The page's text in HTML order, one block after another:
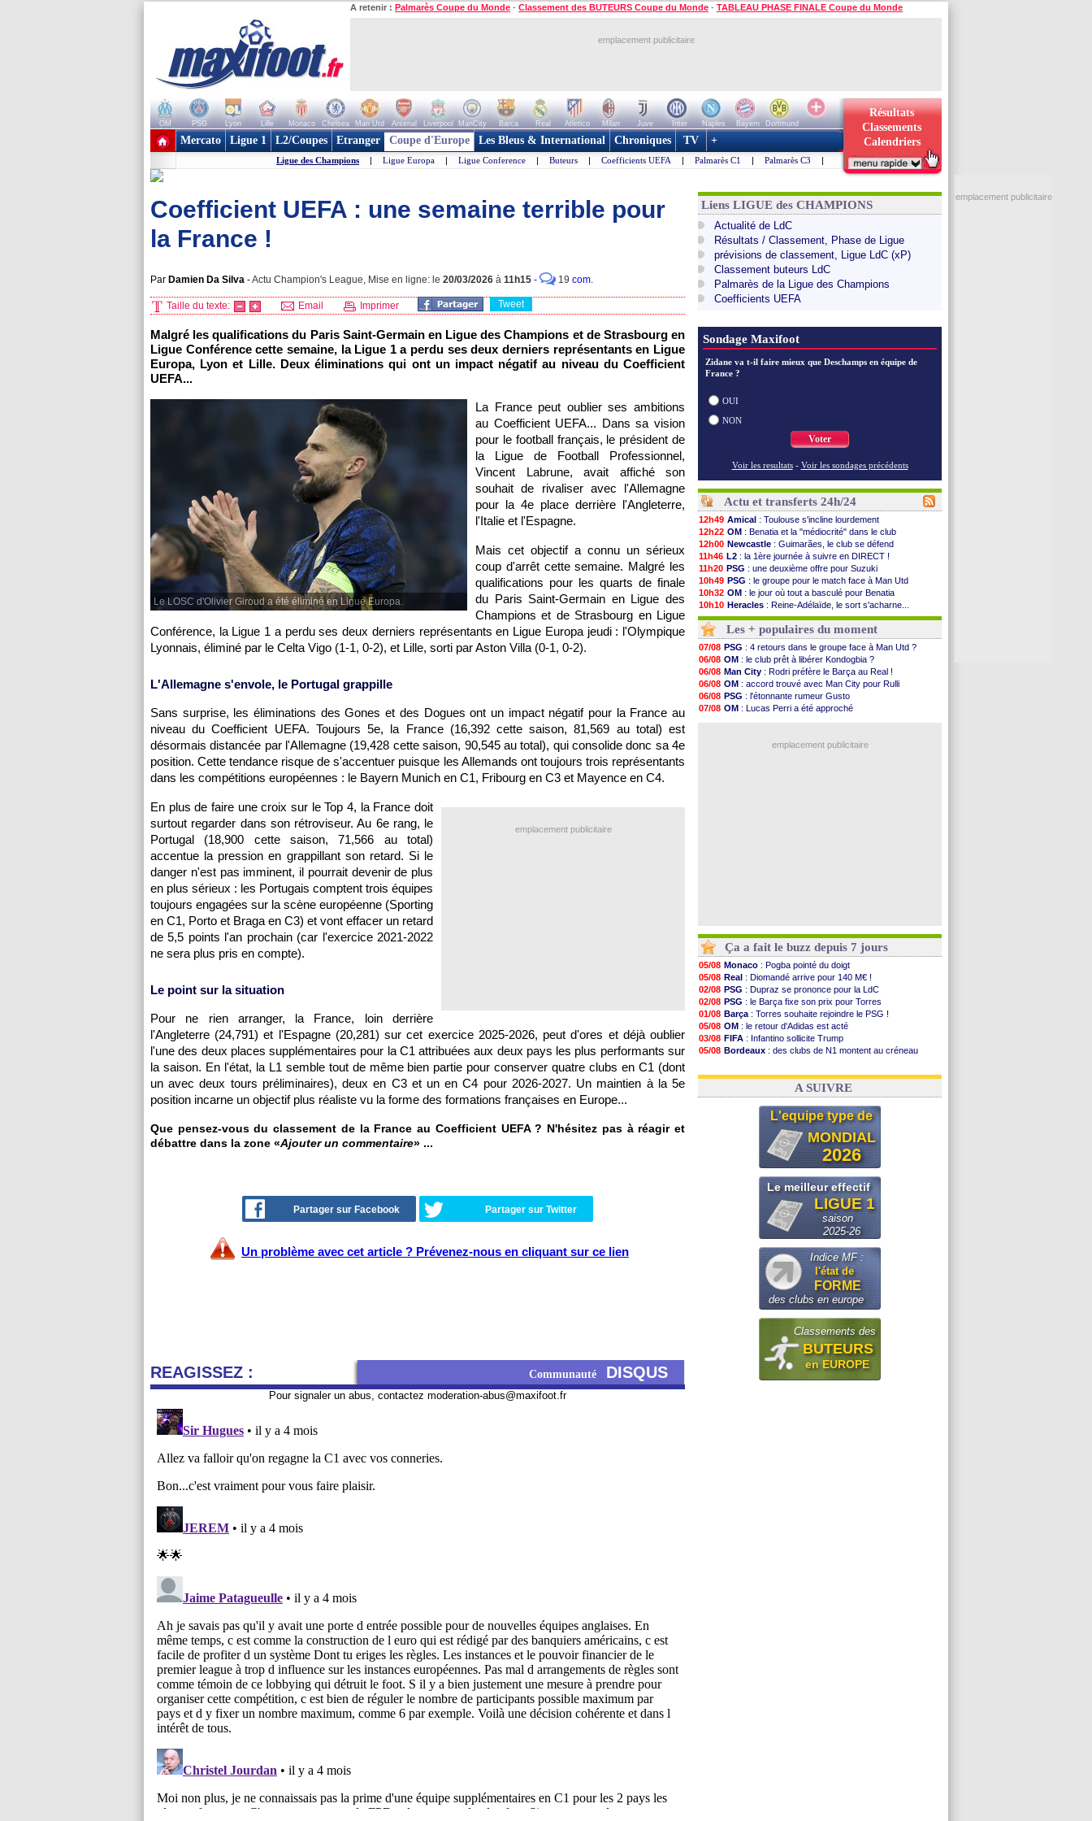
A retenir : Palmarès Coupe du Monde - Classement des BUTEURS Coupe du Monde - TABLEAU PHASE FINALE Coupe du Monde
emplacement publicitaire
OM PSG Lyon Lille Monaco Chelsea Man Utd Arsenal Liverpool ManCity Barca Real Atletico Milan Juve Inter Naples Bayern
Dortmund
+ de clubs
Résultats
Classements
Calendriers
Mercato Ligue 1 L2/Coupes Etranger Coupe d'Europe Les Bleus & International Chroniques TV +
Ligue des Champions | Ligue Europa | Ligue Conference | Buteurs | Coefficients UEFA | Palmarès C1 | Palmarès C3 |
Coefficient UEFA : une semaine terrible pour
la France !
Par Damien Da Silva -Actu Champion's League, Mise en ligne: le 20/03/2026 à 11h15 - 19 com.
Taille du texte: Email Imprimer Tweet
Malgré les qualifications du Paris Saint-Germain en Ligue des Champions et de Strasbourg en
Ligue Conférence cette semaine, la Ligue 1 a perdu ses deux derniers représentants en Ligue
Europa, Lyon et Lille. Deux éliminations qui ont un impact négatif au niveau du Coefficient
UEFA...
Le LOSC d'Olivier Giroud a été éliminé en Ligue Europa.
La France peut oublier ses ambitions
au Coefficient UEFA... Dans sa vision
pour le football français, le président de
la Ligue de Football Professionnel,
Vincent Labrune, avait affiché son
souhait de rivaliser avec l'Allemagne
pour la 4e place derrière l'Angleterre,
l'Italie et l'Espagne.
Mais cet objectif a connu un sérieux
coup d'arrêt cette semaine. Malgré les
qualifications pour les quarts de finale
du Paris Saint-Germain en Ligue des
Champions et de Strasbourg en Ligue
Conférence, la Ligue 1 a perdu ses deux derniers représentants en Ligue Europa jeudi : l'Olympique
Lyonnais, éliminé par le Celta Vigo (1-1, 0-2), et Lille, sorti par Aston Villa (0-1, 0-2).
L'Allemagne s'envole, le Portugal grappille
Sans surprise, les éliminations des Gones et des Dogues ont un impact négatif pour la France au
niveau du Coefficient UEFA. Toujours 5e, la France (16,392 cette saison, 81,569 au total) est
désormais distancée par l'Allemagne (19,428 cette saison, 90,545 au total), qui consolide donc sa 4e
position. Cette tendance risque de s'accentuer puisque les Allemands ont toujours trois représentants
dans les compétitions européennes : le Bayern Munich en C1, Fribourg en C3 et Mayence en C4.
emplacement publicitaire
En plus de faire une croix sur le Top 4, la France doit
surtout regarder dans son rétroviseur. Au 6e rang, le
Portugal (18,900 cette saison, 71,566 au total)
accentue la pression en grappillant son retard. Si le
danger n'est pas imminent, il pourrait devenir de plus
en plus sérieux : les Portugais comptent trois équipes
toujours engagées sur la scène européenne (Sporting
en C1, Porto et Braga en C3) et vont effacer un retard
de 5,5 points l'an prochain (car l'exercice 2021-2022
ne sera plus pris en compte).
Le point sur la situation
Pour ne rien arranger, la France, loin derrière
l'Angleterre (24,791) et l'Espagne (20,281) sur cet exercice 2025-2026, peut d'ores et déjà oublier
l'une des deux places supplémentaires pour la C1 attribuées aux deux pays les plus performants sur
la saison. En l'état, la L1 semble tout de même bien partie pour conserver quatre clubs en C1 (dont
un avec deux tours préliminaires), deux en C3 et un en C4 pour 2026-2027. Un maintien à la 5e
position incarne un objectif plus réaliste vu la forme des formations françaises en Europe...
Que pensez-vous du classement de la France au Coefficient UEFA ? N'hésitez pas à réagir et
débattre dans la zone «Ajouter un commentaire» ...
Partager sur Facebook Partager sur Twitter
Un problème avec cet article ? Prévenez-nous en cliquant sur ce lien
REAGISSEZ : Communauté DISQUS
Pour signaler un abus, contactez moderation-abus@maxifoot.fr
Liens LIGUE des CHAMPIONS
Actualité de LdC
Résultats / Classement, Phase de Ligue
prévisions de classement, Ligue LdC (xP)
Classement buteurs LdC
Palmarès de la Ligue des Champions
Coefficients UEFA
Sondage Maxifoot
Zidane va t-il faire mieux que Deschamps en équipe de
France ?
OUI
NON
Voter
Voir les resultats - Voir les sondages précédents
Actu et transferts 24h/24
12h49 Amical : Toulouse s'incline lourdement
12h22 OM : Benatia et la "médiocrité" dans le club
12h00 Newcastle : Guimarães, le club se défend
11h46 L2 : la 1ère journée à suivre en DIRECT !
11h20 PSG : une deuxième offre pour Suzuki
10h49 PSG : le groupe pour le match face à Man Utd
10h32 OM : le jour où tout a basculé pour Benatia
10h10 Heracles : Reine-Adélaïde, le sort s'acharne...
09h49 Monaco: Mawissa a gravement blessé Uche
09h35
OM: accord avec la Real Sociedad pour Aguerd
09h08 Barça: Araujo va partir en prêt à Liverpool
08h54
OM : Côme pousse pour Gouiri
08h32
Man Utd: le groupe pour défier le PSG
07/08 L3: Caen premier leader
07/08 OM : Højbjerg, son agent maintient le suspense
07/08 OM: Gouiri évoque son avenir
07/08 Leipzig: le transfert d'Asllani tombe à l'eau
: Al-Ahli veut Pape Gueye
Les + populaires du moment
07/08 PSG : 4 retours dans le groupe face à Man Utd ?
06/08 OM : le club prêt à libérer Kondogbia ?
06/08 Man City : Rodri préfère le Barça au Real !
06/08 OM : accord trouvé avec Man City pour Rulli
06/08 PSG : l'étonnante rumeur Gusto
07/08 OM : Lucas Perri a été approché
emplacement publicitaire
Ça a fait le buzz depuis 7 jours
05/08 Monaco : Pogba pointé du doigt
05/08 Real : Diomandé arrive pour 140 M€ !
02/08 PSG : Dupraz se prononce pour la LdC
02/08 PSG : le Barça fixe son prix pour Torres
01/08 Barça : Torres souhaite rejoindre le PSG !
05/08 OM : le retour d'Adidas est acté
03/08 FIFA : Infantino sollicite Trump
05/08 Bordeaux : des clubs de N1 montent au créneau
03/08 Real: le démenti de Leipzig pour Diomandé
A SUIVRE
L'equipe type de
MONDIAL
2026
Le meilleur effectif
LIGUE 1
saison
2025-26
Indice MF :
l'état de
FORME
des clubs en europe
Classements des
BUTEURS
en EUROPE
emplacement publicitaire